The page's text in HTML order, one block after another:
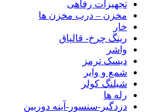
تجهیزات رفاهی
مخزن – درب مخزن ها
خار
رینگ چرخ- قالپاق
واشر
دیسک ترمز
شمع و وایر
شیلنگ کولر
رله ها
دزدگیر-سنسور-آینه دوربین